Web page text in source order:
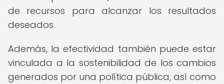
de recursos para alcanzar los resultados
deseados.
Además, la efectividad también puede estar
vinculada a la sostenibilidad de los cambios
generados por una política pública, así como